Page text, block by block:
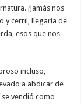
¡Jamás nos
y cerril, llegaría de
esos que nos
incluso,
a abdicar de
vendió como